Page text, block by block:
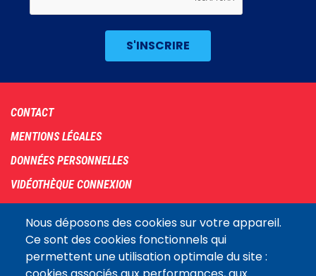
Nous déposons des cookies sur votre appareil.
Ce sont des cookies fonctionnels qui
permettent une utilisation optimale du site :
Footer
menu
CONTACT
MENTIONS LÉGALES
DONNÉES PERSONNELLES
VIDÉOTHÈQUE CONNEXION
COOKIES